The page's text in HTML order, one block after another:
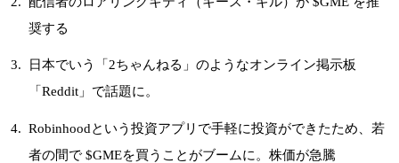
奨する
日本でいう「2ちゃんねる」のようなオンライン掲示板
「Reddit」で話題に。
Robinhoodという投資アプリで手軽に投資ができたため、若
者の間で $GMEを買うことがブームに。株価が急騰